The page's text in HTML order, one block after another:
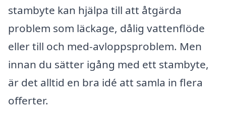
stambyte kan hjälpa till att åtgärda
problem som läckage, dålig vattenflöde
eller till och med-avloppsproblem. Men
innan du sätter igång med ett stambyte,
är det alltid en bra idé att samla in flera
offerter.